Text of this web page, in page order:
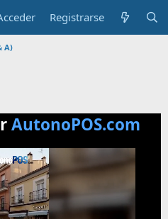
Registrarse
A)
AutonoPOS.com